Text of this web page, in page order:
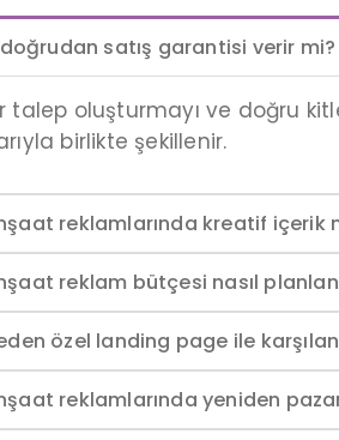
satış garantisi verir mi?
talep oluşturmayı ve doğru
birlikte şekillenir.
reklamlarında kreatif içerik
reklam bütçesi nasıl
özel landing page ile
reklamlarında yeniden